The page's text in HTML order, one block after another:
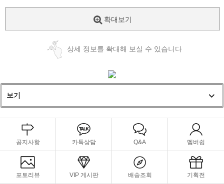
확대보기
상세 정보를 확대해 보실 수 있습니다
보기
공지사항 카톡상담 Q&A 멤버쉽
포토리뷰 VIP 게시판 배송조회 기획전